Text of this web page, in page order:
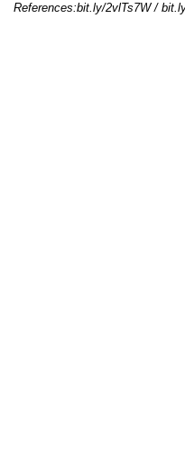
References:bit.ly/2vlTs7W /